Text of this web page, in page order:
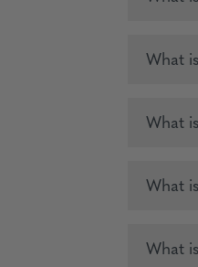
What
What
What
What